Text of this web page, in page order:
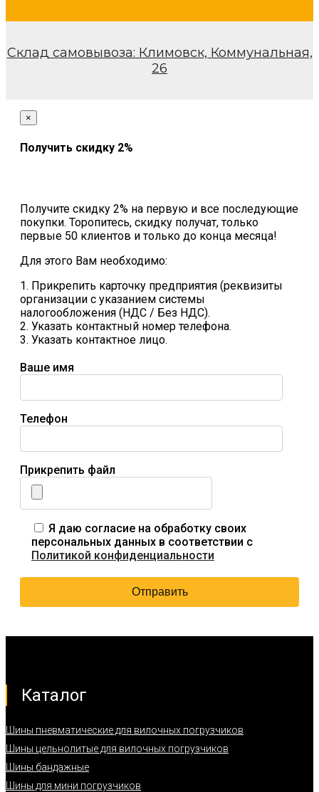
противоскольжения
Склад самовывоза: Климовск, Коммунальная,
26
×
Получить скидку 2%
Получите скидку 2% на первую и все последующие
покупки. Торопитесь, скидку получат, только
первые 50 клиентов и только до конца месяца!
Для этого Вам необходимо:
1. Прикрепить карточку предприятия (реквизиты
организации с указанием системы
налогообложения (НДС / Без НДС).
2. Указать контактный номер телефона.
3. Указать контактное лицо.
Ваше имя
Телефон
Прикрепить файл
Я даю согласие на обработку своих
персональных данных в соответствии с
Политикой конфиденциальности
Каталог
Шины пневматические для вилочных погрузчиков
Шины цельнолитые для вилочных погрузчиков
Шины бандажные
Шины для мини погрузчиков